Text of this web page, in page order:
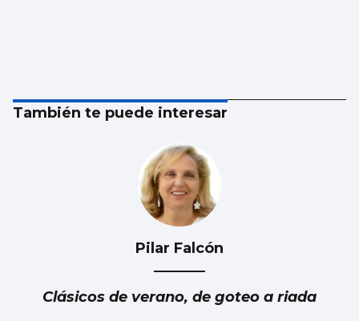
También te puede interesar
Pilar Falcón
Clásicos de verano, de goteo a riada